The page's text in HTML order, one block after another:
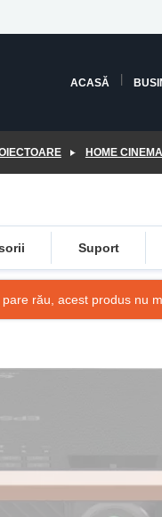
ACASĂ
HOME CINEMA
Suport
rău, acest produs nu